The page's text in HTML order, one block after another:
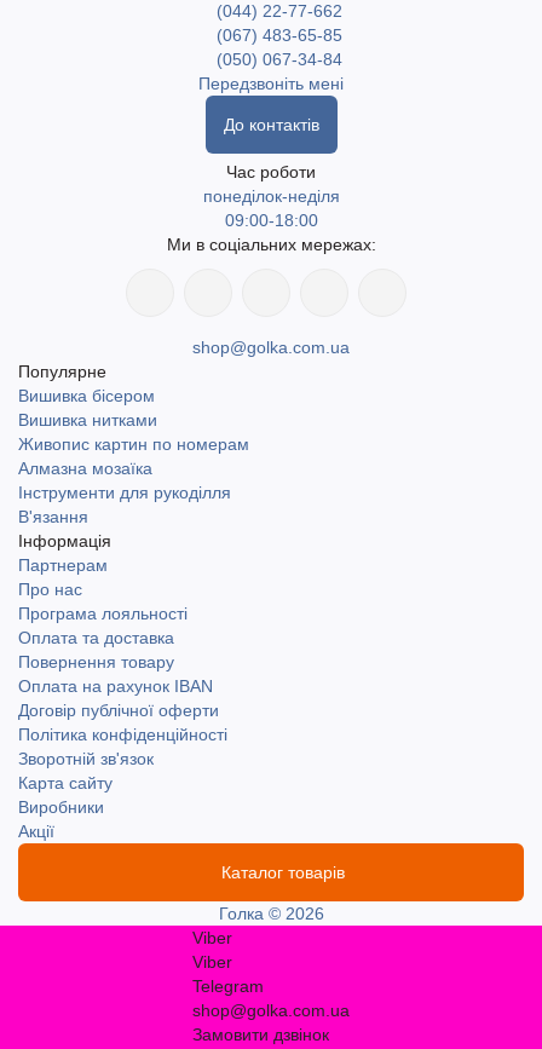
(044) 22-77-662
(067) 483-65-85
(050) 067-34-84
Передзвоніть мені
До контактів
Час роботи
понеділок-неділя
09:00-18:00
Ми в соціальних мережах:
shop@golka.com.ua
Популярне
Вишивка бісером
Вишивка нитками
Живопис картин по номерам
Алмазна мозаїка
Інструменти для рукоділля
В'язання
Інформація
Партнерам
Про нас
Програма лояльності
Оплата та доставка
Повернення товару
Оплата на рахунок IBAN
Договір публічної оферти
Політика конфіденційності
Зворотній зв'язок
Карта сайту
Виробники
Акції
Каталог товарів
Голка © 2026
Viber
Viber
Telegram
shop@golka.com.ua
Замовити дзвінок